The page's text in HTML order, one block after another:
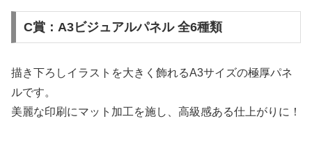
C賞：A3ビジュアルパネル 全6種類
描き下ろしイラストを大きく飾れるA3サイズの極厚パネ
ルです。
美麗な印刷にマット加工を施し、高級感ある仕上がりに！